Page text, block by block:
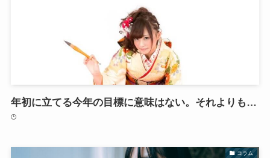
年初に立てる今年の目標に意味はない。それよりも…
コラム